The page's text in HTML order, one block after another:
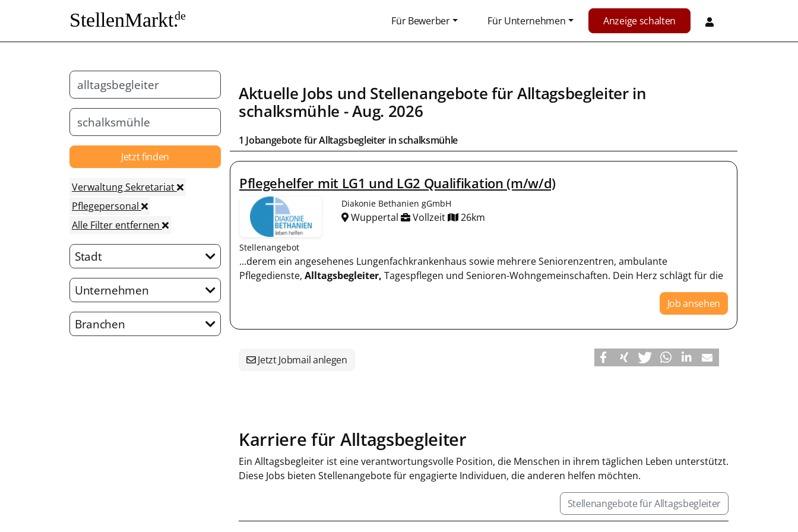
StellenMarkt.de Für Bewerber Für Unternehmen Anzeige schalten
Jetzt finden
Verwaltung Sekretariat
Pflegepersonal
Alle Filter entfernen
Stadt
Unternehmen
Branchen
Aktuelle Jobs und Stellenangebote für Alltagsbegleiterin
schalksmühle - Aug. 2026
1 Jobangebote fürAlltagsbegleiter inschalksmühle
Pflegehelfer mit LG1 und LG2 Qualifikation (m/w/d)
Diakonie Bethanien gGmbH
Wuppertal Vollzeit 26km
Stellenangebot
...derem ein angesehenes Lungenfachkrankenhaus sowie mehrere Seniorenzentren, ambulante
Pflegedienste, Alltagsbegleiter, Tagespflegen und Senioren-Wohngemeinschaften. Dein Herz schlägt für die
Job ansehen
Jetzt Jobmail anlegen
Karriere für Alltagsbegleiter
Ein Alltagsbegleiter ist eine verantwortungsvolle Position, die Menschen in ihrem täglichen Leben unterstützt.
Diese Jobs bieten Stellenangebote für engagierte Individuen, die anderen helfen möchten.
Stellenangebote für Alltagsbegleiter